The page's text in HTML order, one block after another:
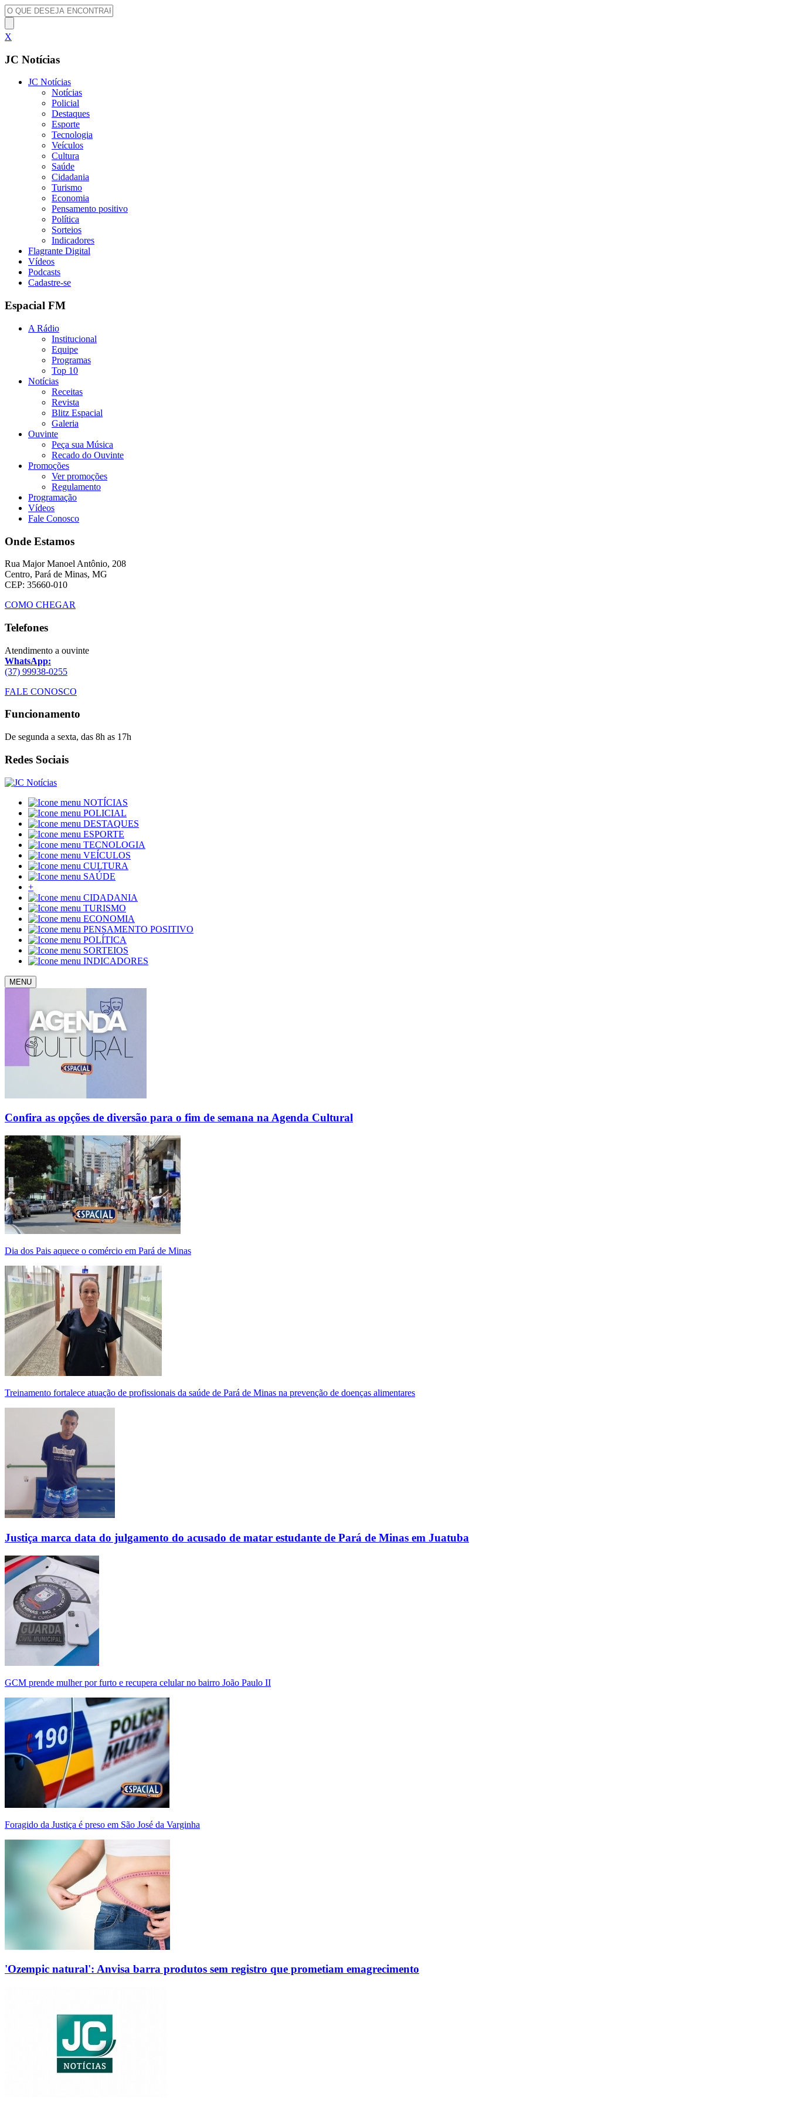
X
JC Notícias
JC Notícias
Notícias
Policial
Destaques
Esporte
Tecnologia
Veículos
Cultura
Saúde
Cidadania
Turismo
Economia
Pensamento positivo
Política
Sorteios
Indicadores
Flagrante Digital
Vídeos
Podcasts
Cadastre-se
Espacial FM
A Rádio
Institucional
Equipe
Programas
Top 10
Notícias
Receitas
Revista
Blitz Espacial
Galeria
Ouvinte
Peça sua Música
Recado do Ouvinte
Promoções
Ver promoções
Regulamento
Programação
Vídeos
Fale Conosco
Onde Estamos
Rua Major Manoel Antônio, 208
Centro, Pará de Minas, MG
CEP: 35660-010
COMO CHEGAR
Telefones
Atendimento a ouvinte
WhatsApp:
(37) 99938-0255
FALE CONOSCO
Funcionamento
De segunda a sexta, das 8h as 17h
Redes Sociais
NOTÍCIAS
POLICIAL
DESTAQUES
ESPORTE
TECNOLOGIA
VEÍCULOS
CULTURA
SAÚDE
+
CIDADANIA
TURISMO
ECONOMIA
PENSAMENTO POSITIVO
POLÍTICA
SORTEIOS
INDICADORES
MENU
Confira as opções de diversão para o fim de semana na Agenda Cultural
Dia dos Pais aquece o comércio em Pará de Minas
Treinamento fortalece atuação de profissionais da saúde de Pará de Minas na prevenção de doenças alimentares
Justiça marca data do julgamento do acusado de matar estudante de Pará de Minas em Juatuba
GCM prende mulher por furto e recupera celular no bairro João Paulo II
Foragido da Justiça é preso em São José da Varginha
'Ozempic natural': Anvisa barra produtos sem registro que prometiam emagrecimento